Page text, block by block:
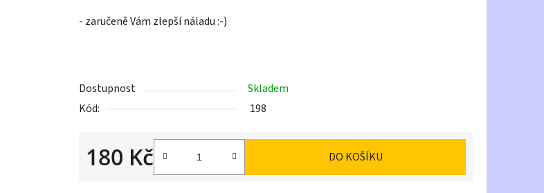
- zaručeně Vám zlepší náladu :-)
Dostupnost
Skladem
Kód:
198
180 Kč DO KOŠÍKU